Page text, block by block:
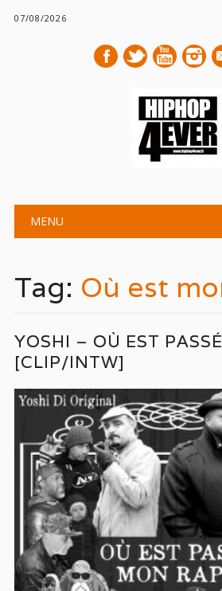
07/08/2026
Main menu
MENU
Tag: Où est
YOSHI – OÙ EST
[CLIP/INTW]